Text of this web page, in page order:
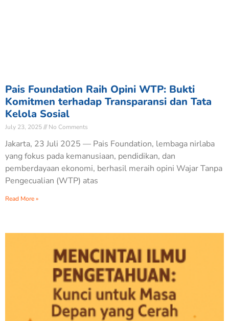
Pais Foundation Raih Opini WTP: Bukti
Komitmen terhadap Transparansi dan Tata
Kelola Sosial
July 23, 2025 No Comments
Jakarta, 23 Juli 2025 — Pais Foundation, lembaga nirlaba
yang fokus pada kemanusiaan, pendidikan, dan
pemberdayaan ekonomi, berhasil meraih opini Wajar Tanpa
Pengecualian (WTP) atas
Read More »